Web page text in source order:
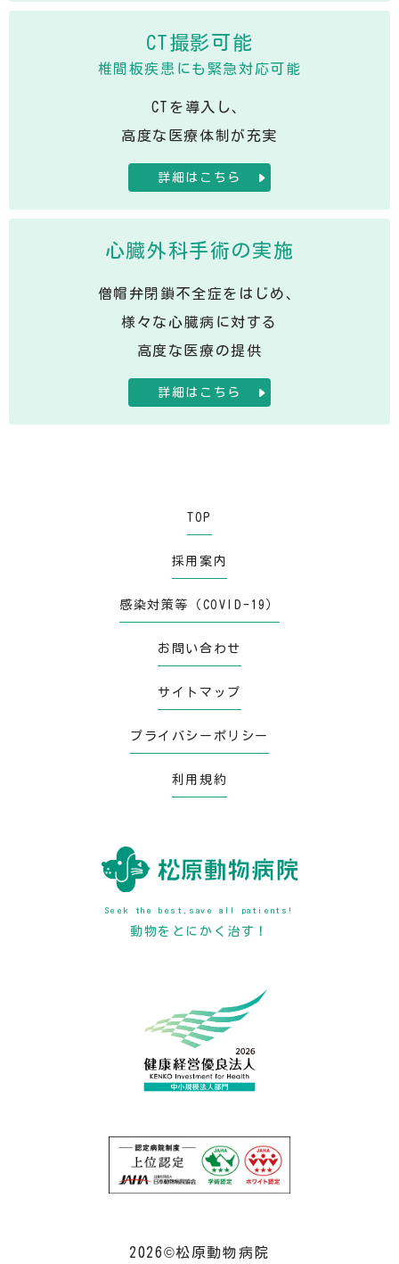
CT撮影可能
椎間板疾患にも緊急対応可能
CTを導入し、
高度な医療体制が充実
詳細はこちら
心臓外科手術の実施
僧帽弁閉鎖不全症をはじめ、
様々な心臓病に対する
高度な医療の提供
詳細はこちら
TOP
採用案内
感染対策等（COVID-19）
お問い合わせ
サイトマップ
プライバシーポリシー
利用規約
Seek the best,save all patients!
動物をとにかく治す！
2026©松原動物病院